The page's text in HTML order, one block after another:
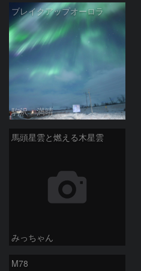
ブレイクアップオーロラ
駒沢 満晴
馬頭星雲と燃える木星雲
みっちゃん
M78